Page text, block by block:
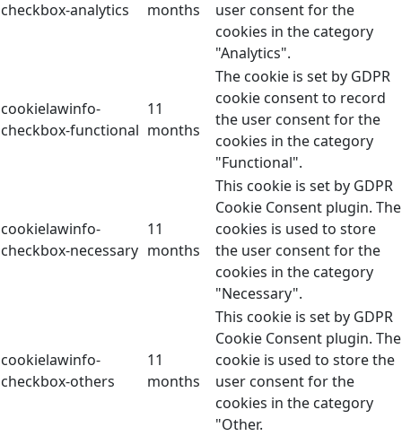
checkbox-analytics
months
user consent for the
cookies in the category
"Analytics".
cookielawinfo-
checkbox-functional
11
months
The cookie is set by GDPR
cookie consent to record
the user consent for the
cookies in the category
"Functional".
cookielawinfo-
checkbox-necessary
11
months
This cookie is set by GDPR
Cookie Consent plugin. The
cookies is used to store
the user consent for the
cookies in the category
"Necessary".
cookielawinfo-
checkbox-others
11
months
This cookie is set by GDPR
Cookie Consent plugin. The
cookie is used to store the
user consent for the
cookies in the category
"Other.